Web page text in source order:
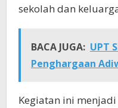
sekolah dan
BACA JUGA: UPT
Penghargaan
Kegiatan ini